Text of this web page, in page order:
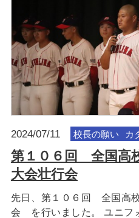
2024/07/11 校長の願い カ
第１０６回 全国高
大会壮行会
先日、第１０６回 全国高
会 を行いました。 ユニフ